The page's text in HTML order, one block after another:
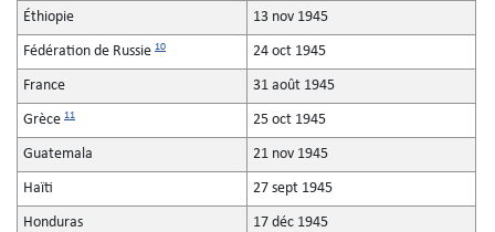
Éthiopie 13 nov 1945
Fédération de Russie 10 24 oct 1945
France 31 août 1945
Grèce 11 25 oct 1945
Guatemala 21 nov 1945
Haïti 27 sept 1945
Honduras 17 déc 1945